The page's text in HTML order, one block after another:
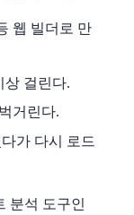
웹 빌더로 만
상 걸린다.
거린다.
가 다시 로드
분석 도구인